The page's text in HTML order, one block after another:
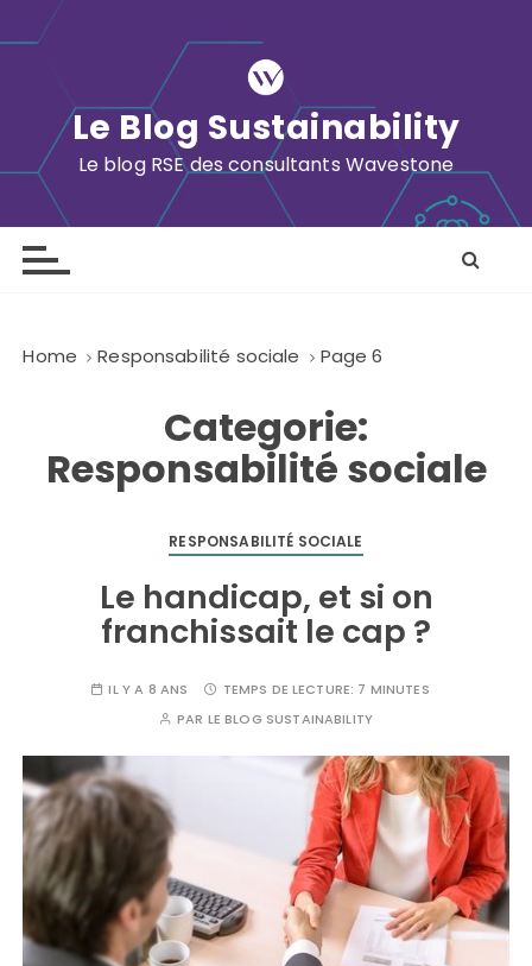
k
o
Le Blog Sustainability
Le blog RSE des consultants Wavestone
Home Responsabilité sociale Page 6
Categorie:
Responsabilité sociale
RESPONSABILITÉ SOCIALE
Le handicap, et si on
franchissait le cap ?
IL Y A 8 ANS TEMPS DE LECTURE: 7 MINUTES
PAR LE BLOG SUSTAINABILITY